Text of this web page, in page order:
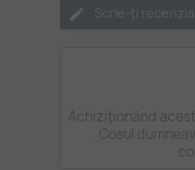
Scrie-ți recenzia
Achiziționând
. Coșul